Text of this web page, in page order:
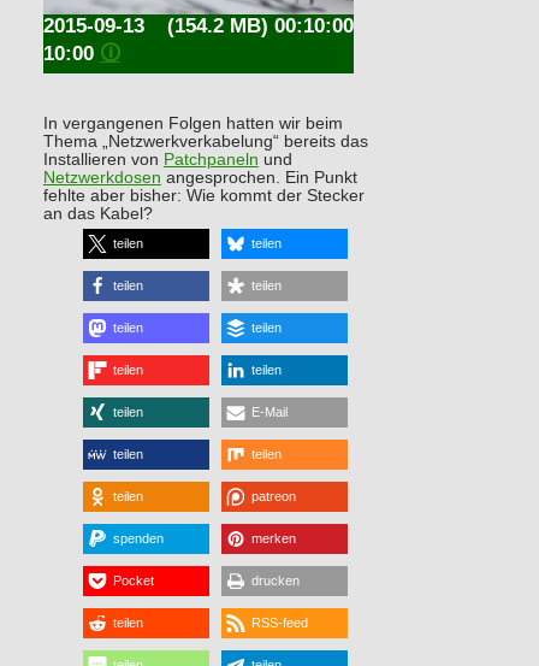
(154.2 MB) 00:10:00
2015-09-13
10:00 🛈
In vergangenen Folgen hatten wir beim
Thema „Netzwerkverkabelung“ bereits das
Installieren von Patchpaneln und
Netzwerkdosen angesprochen. Ein Punkt
fehlte aber bisher: Wie kommt der Stecker
an das Kabel?
teilen teilen
teilen teilen
teilen teilen
teilen teilen
teilen E-Mail
teilen teilen
teilen patreon
spenden merken
Pocket drucken
teilen RSS-feed